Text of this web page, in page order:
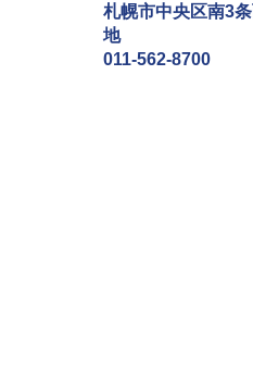
札幌市中央区南3
地
011-562-8700